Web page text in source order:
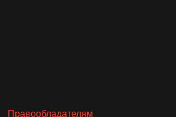
Правообладателям